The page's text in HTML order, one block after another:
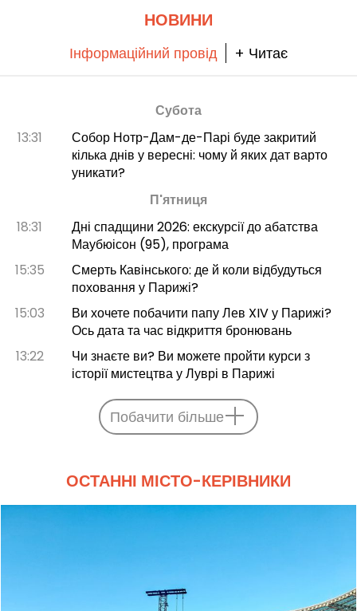
НОВИНИ
Інформаційний провід + Читає
Субота
13:31
Собор Нотр-Дам-де-Парі буде закритий
кілька днів у вересні: чому й яких дат варто
уникати?
П'ятниця
18:31
Дні спадщини 2026: екскурсії до абатства
Маубюісон (95), програма
15:35
Смерть Кавінського: де й коли відбудуться
поховання у Парижі?
15:03
Ви хочете побачити папу Лев XIV у Парижі?
Ось дата та час відкриття бронювань
13:22
Чи знаєте ви? Ви можете пройти курси з
історії мистецтва у Луврі в Парижі
Побачити більше
ОСТАННІ МІСТО-КЕРІВНИКИ